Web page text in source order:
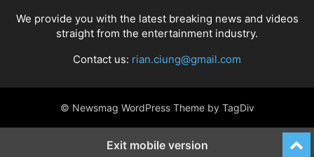
We provide you with the latest breaking news and videos
straight from the entertainment industry.
Contact us: rian.ciung@gmail.com
© Newsmag WordPress Theme by TagDiv
Exit mobile version